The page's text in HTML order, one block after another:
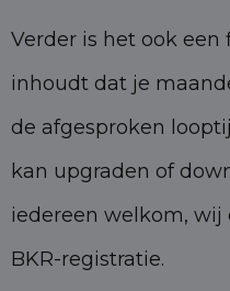
Verder is het ook
inhoudt dat je
de afgesproken
kan upgraden of
iedereen welkom, wij
BKR-registratie.